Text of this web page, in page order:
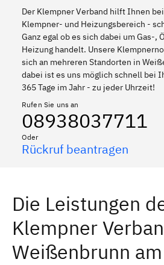
Der Klempner Verband hilft Ihnen
Klempner- und Heizungsbereich -
Ganz egal ob es sich dabei um Gas-,
Heizung handelt. Unsere
sich an mehreren Standorten in
dabei ist es uns möglich schnell bei
365 Tage im Jahr - zu jeder Uhrzeit!
Rufen Sie uns an
08938037711
Oder
Rückruf beantragen
Die Leistungen
Klempner
Weißenbrunn